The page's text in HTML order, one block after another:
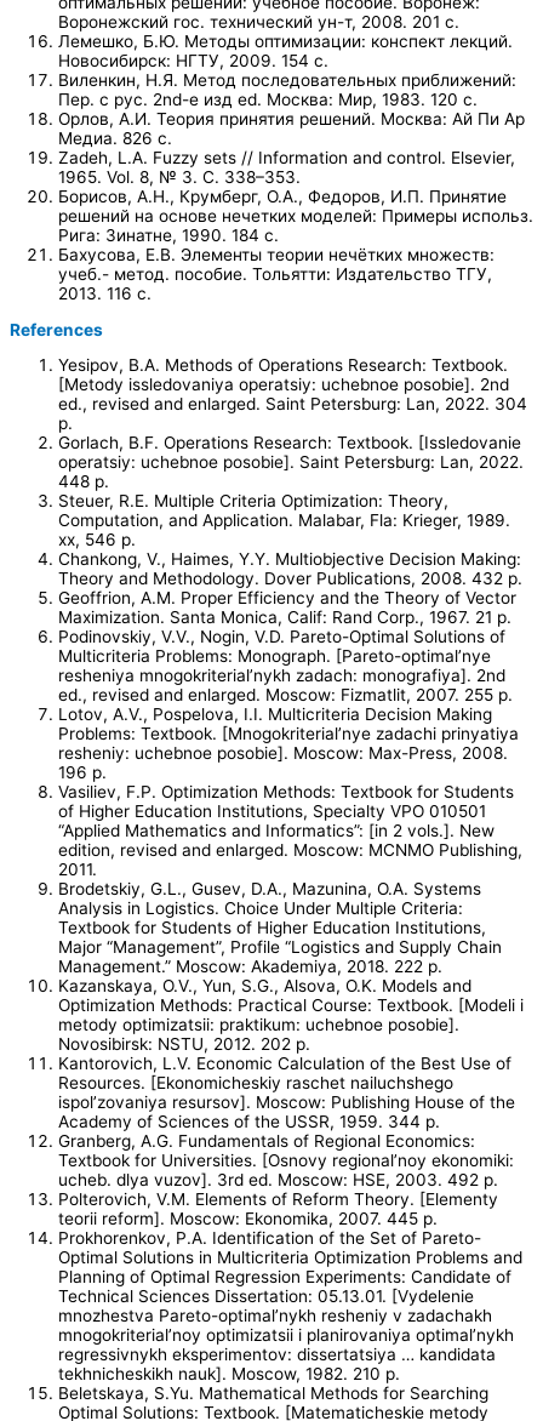
Воронежский гос. технический ун-т, 2008. 201 с.
Лемешко, Б.Ю. Методы оптимизации: конспект лекций.
Новосибирск: НГТУ, 2009. 154 с.
Виленкин, Н.Я. Метод последовательных приближений:
Пер. с рус. 2nd-е изд ed. Москва: Мир, 1983. 120 с.
Орлов, А.И. Теория принятия решений. Москва: Ай Пи Ар
Медиа. 826 с.
Zadeh, L.A. Fuzzy sets // Information and control. Elsevier,
1965. Vol. 8, № 3. С. 338–353.
Борисов, А.Н., Крумберг, О.А., Федоров, И.П. Принятие
решений на основе нечетких моделей: Примеры использ.
Рига: Зинатне, 1990. 184 с.
Бахусова, Е.В. Элементы теории нечётких множеств:
учеб.- метод. пособие. Тольятти: Издательство ТГУ,
2013. 116 с.
References
Yesipov, B.A. Methods of Operations Research: Textbook.
[Metody issledovaniya operatsiy: uchebnoe posobie]. 2nd
ed., revised and enlarged. Saint Petersburg: Lan, 2022. 304
p.
Gorlach, B.F. Operations Research: Textbook. [Issledovanie
operatsiy: uchebnoe posobie]. Saint Petersburg: Lan, 2022.
448 p.
Steuer, R.E. Multiple Criteria Optimization: Theory,
Computation, and Application. Malabar, Fla: Krieger, 1989.
xx, 546 p.
Chankong, V., Haimes, Y.Y. Multiobjective Decision Making:
Theory and Methodology. Dover Publications, 2008. 432 p.
Geoffrion, A.M. Proper Efficiency and the Theory of Vector
Maximization. Santa Monica, Calif: Rand Corp., 1967. 21 p.
Podinovskiy, V.V., Nogin, V.D. Pareto-Optimal Solutions of
Multicriteria Problems: Monograph. [Pareto-optimal’nye
resheniya mnogokriterial’nykh zadach: monografiya]. 2nd
ed., revised and enlarged. Moscow: Fizmatlit, 2007. 255 p.
Lotov, A.V., Pospelova, I.I. Multicriteria Decision Making
Problems: Textbook. [Mnogokriterial’nye zadachi prinyatiya
resheniy: uchebnoe posobie]. Moscow: Max-Press, 2008.
196 p.
Vasiliev, F.P. Optimization Methods: Textbook for Students
of Higher Education Institutions, Specialty VPO 010501
“Applied Mathematics and Informatics”: [in 2 vols.]. New
edition, revised and enlarged. Moscow: MCNMO Publishing,
2011.
Brodetskiy, G.L., Gusev, D.A., Mazunina, O.A. Systems
Analysis in Logistics. Choice Under Multiple Criteria:
Textbook for Students of Higher Education Institutions,
Major “Management”, Profile “Logistics and Supply Chain
Management.” Moscow: Akademiya, 2018. 222 p.
Kazanskaya, O.V., Yun, S.G., Alsova, O.K. Models and
Optimization Methods: Practical Course: Textbook. [Modeli i
metody optimizatsii: praktikum: uchebnoe posobie].
Novosibirsk: NSTU, 2012. 202 p.
Kantorovich, L.V. Economic Calculation of the Best Use of
Resources. [Ekonomicheskiy raschet nailuchshego
ispol’zovaniya resursov]. Moscow: Publishing House of the
Academy of Sciences of the USSR, 1959. 344 p.
Granberg, A.G. Fundamentals of Regional Economics:
Textbook for Universities. [Osnovy regional’noy ekonomiki:
ucheb. dlya vuzov]. 3rd ed. Moscow: HSE, 2003. 492 p.
Polterovich, V.M. Elements of Reform Theory. [Elementy
teorii reform]. Moscow: Ekonomika, 2007. 445 p.
Prokhorenkov, P.A. Identification of the Set of Pareto-
Optimal Solutions in Multicriteria Optimization Problems and
Planning of Optimal Regression Experiments: Candidate of
Technical Sciences Dissertation: 05.13.01. [Vydelenie
mnozhestva Pareto-optimal’nykh resheniy v zadachakh
mnogokriterial’noy optimizatsii i planirovaniya optimal’nykh
regressivnykh eksperimentov: dissertatsiya … kandidata
tekhnicheskikh nauk]. Moscow, 1982. 210 p.
Beletskaya, S.Yu. Mathematical Methods for Searching
Optimal Solutions: Textbook. [Matematicheskie metody